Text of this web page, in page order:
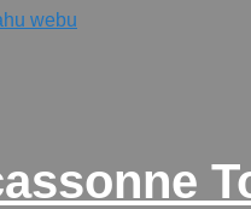
webu